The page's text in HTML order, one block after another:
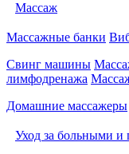
Массаж
Массажные банки
Свинг машины
лимфодренажа
Домашние массажеры
Уход за больными